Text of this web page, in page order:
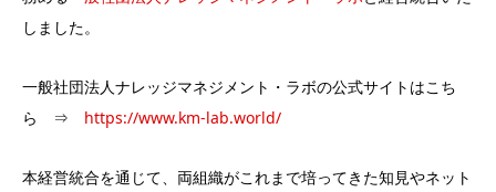
しました。
一般社団法人ナレッジマネジメント・ラボの公式サイトはこち
ら ⇒ https://www.km-lab.world/
本経営統合を通じて、両組織がこれまで培ってきた知見やネット